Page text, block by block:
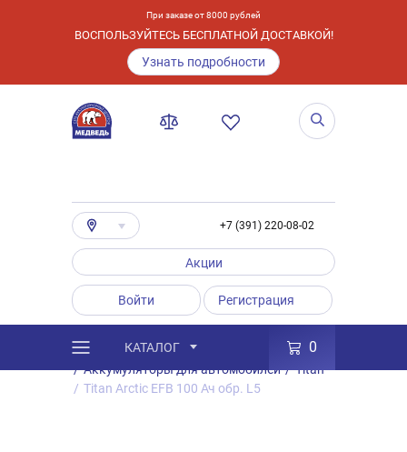
При заказе от 8000 рублей
ВОСПОЛЬЗУЙТЕСЬ БЕСПЛАТНОЙ ДОСТАВКОЙ!
Узнать подробности
+7 (391) 220-08-02
Акции
Войти Регистрация
КАТАЛОГ 0
Каталог / Товары
Аккумуляторы
/ Аккумуляторы для автомобилей / Titan
/ Titan Arctic EFB 100 Ач обр. L5